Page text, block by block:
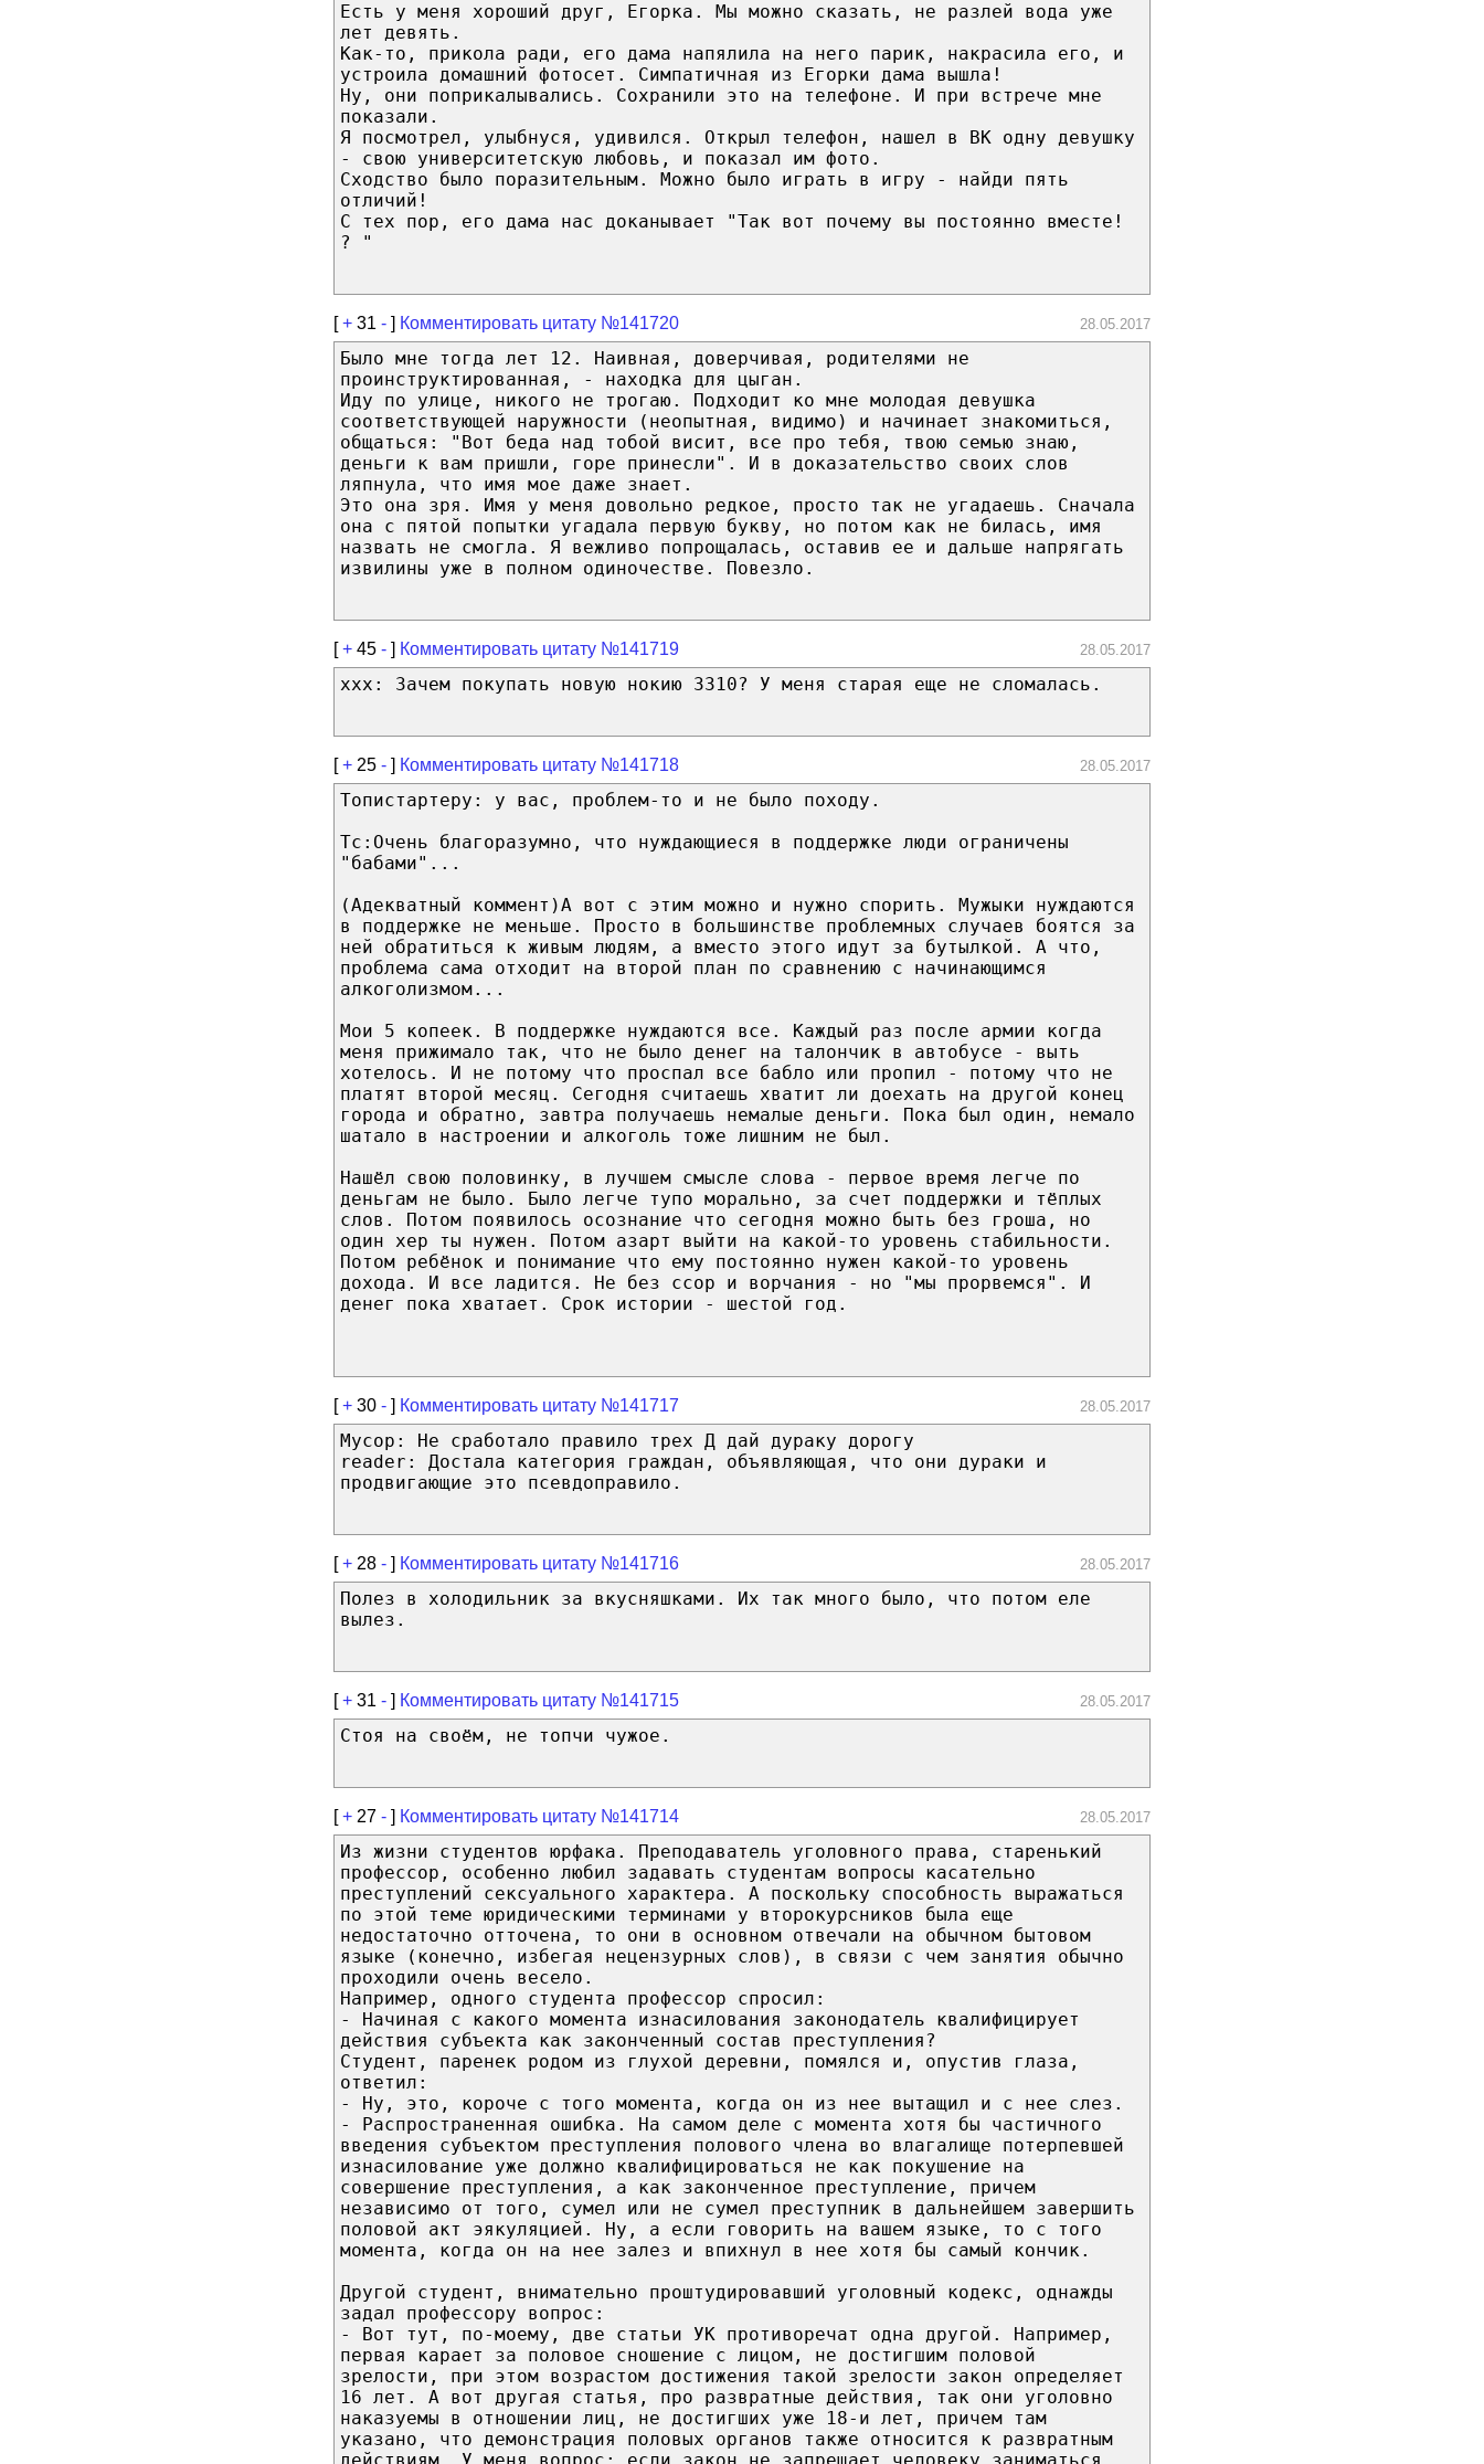
Есть у меня хороший друг, Егорка. Мы можно сказать, не разлей вода уже
лет девять.
Как-то, прикола ради, его дама напялила на него парик, накрасила его, и
устроила домашний фотосет. Симпатичная из Егорки дама вышла!
Ну, они поприкалывались. Сохранили это на телефоне. И при встрече мне
показали.
Я посмотрел, улыбнуся, удивился. Открыл телефон, нашел в ВК одну девушку
- свою университетскую любовь, и показал им фото.
Сходство было поразительным. Можно было играть в игру - найди пять
отличий!
С тех пор, его дама нас доканывает "Так вот почему вы постоянно вместе!
? "
[+ 31 - ] Комментировать цитату №141720 28.05.2017
Было мне тогда лет 12. Наивная, доверчивая, родителями не
проинструктированная, - находка для цыган.
Иду по улице, никого не трогаю. Подходит ко мне молодая девушка
соответствующей наружности (неопытная, видимо) и начинает знакомиться,
общаться: "Вот беда над тобой висит, все про тебя, твою семью знаю,
деньги к вам пришли, горе принесли". И в доказательство своих слов
ляпнула, что имя мое даже знает.
Это она зря. Имя у меня довольно редкое, просто так не угадаешь. Сначала
она с пятой попытки угадала первую букву, но потом как не билась, имя
назвать не смогла. Я вежливо попрощалась, оставив ее и дальше напрягать
извилины уже в полном одиночестве. Повезло.
[+ 45 - ] Комментировать цитату №141719 28.05.2017
xxx: Зачем покупать новую нокию 3310? У меня старая еще не сломалась.
[+ 25 - ] Комментировать цитату №141718 28.05.2017
Топистартеру: у вас, проблем-то и не было походу.
Тс:Очень благоразумно, что нуждающиеся в поддержке люди ограничены
"бабами"...
(Адекватный коммент)А вот с этим можно и нужно спорить. Мужыки нуждаются
в поддержке не меньше. Просто в большинстве проблемных случаев боятся за
ней обратиться к живым людям, а вместо этого идут за бутылкой. А что,
проблема сама отходит на второй план по сравнению с начинающимся
алкоголизмом...
Мои 5 копеек. В поддержке нуждаются все. Каждый раз после армии когда
меня прижимало так, что не было денег на талончик в автобусе - выть
хотелось. И не потому что проспал все бабло или пропил - потому что не
платят второй месяц. Сегодня считаешь хватит ли доехать на другой конец
города и обратно, завтра получаешь немалые деньги. Пока был один, немало
шатало в настроении и алкоголь тоже лишним не был.
Нашёл свою половинку, в лучшем смысле слова - первое время легче по
деньгам не было. Было легче тупо морально, за счет поддержки и тёплых
слов. Потом появилось осознание что сегодня можно быть без гроша, но
один хер ты нужен. Потом азарт выйти на какой-то уровень стабильности.
Потом ребёнок и понимание что ему постоянно нужен какой-то уровень
дохода. И все ладится. Не без ссор и ворчания - но "мы прорвемся". И
денег пока хватает. Срок истории - шестой год.
[+ 30 - ] Комментировать цитату №141717 28.05.2017
Мусор: Не сработало правило трех Д дай дураку дорогу
reader: Достала категория граждан, объявляющая, что они дураки и
продвигающие это псевдоправило.
[+ 28 - ] Комментировать цитату №141716 28.05.2017
Полез в холодильник за вкусняшками. Их так много было, что потом еле
вылез.
[+ 31 - ] Комментировать цитату №141715 28.05.2017
Стоя на своём, не топчи чужое.
[+ 27 - ] Комментировать цитату №141714 28.05.2017
Из жизни студентов юрфака. Преподаватель уголовного права, старенький
профессор, особенно любил задавать студентам вопросы касательно
преступлений сексуального характера. А поскольку способность выражаться
по этой теме юридическими терминами у второкурсников была еще
недостаточно отточена, то они в основном отвечали на обычном бытовом
языке (конечно, избегая нецензурных слов), в связи с чем занятия обычно
проходили очень весело.
Например, одного студента профессор спросил:
- Начиная с какого момента изнасилования законодатель квалифицирует
действия субъекта как законченный состав преступления?
Студент, паренек родом из глухой деревни, помялся и, опустив глаза,
ответил:
- Ну, это, короче с того момента, когда он из нее вытащил и с нее слез.
- Распространенная ошибка. На самом деле с момента хотя бы частичного
введения субъектом преступления полового члена во влагалище потерпевшей
изнасилование уже должно квалифицироваться не как покушение на
совершение преступления, а как законченное преступление, причем
независимо от того, сумел или не сумел преступник в дальнейшем завершить
половой акт эякуляцией. Ну, а если говорить на вашем языке, то с того
момента, когда он на нее залез и впихнул в нее хотя бы самый кончик.
Другой студент, внимательно проштудировавший уголовный кодекс, однажды
задал профессору вопрос:
- Вот тут, по-моему, две статьи УК противоречат одна другой. Например,
первая карает за половое сношение с лицом, не достигшим половой
зрелости, при этом возрастом достижения такой зрелости закон определяет
16 лет. А вот другая статья, про развратные действия, так они уголовно
наказуемы в отношении лиц, не достигших уже 18-и лет, причем там
указано, что демонстрация половых органов также относится к развратным